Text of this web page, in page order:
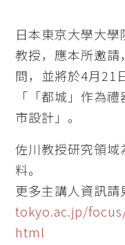
日本東京大學大
教授，應本所邀
問，並將於4月21
「「都城」作為
市設計」。
佐川教授研究領
料。
更多主講人資訊請
tokyo.ac.jp/
html